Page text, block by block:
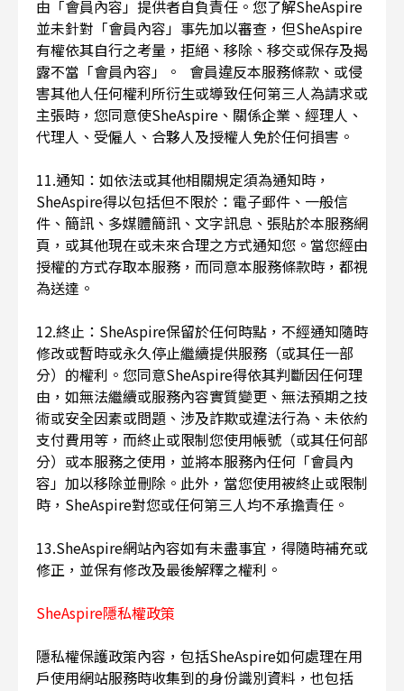
由「會員內容」提供者自負責任。您了解SheAspire
並未針對「會員內容」事先加以審查，但SheAspire
有權依其自行之考量，拒絕、移除、移交或保存及揭
露不當「會員內容」。 會員違反本服務條款、或侵
害其他人任何權利所衍生或導致任何第三人為請求或
主張時，您同意使SheAspire、關係企業、經理人、
代理人、受僱人、合夥人及授權人免於任何損害。
11.通知：如依法或其他相關規定須為通知時，
SheAspire得以包括但不限於：電子郵件、一般信
件、簡訊、多媒體簡訊、文字訊息、張貼於本服務網
頁，或其他現在或未來合理之方式通知您。當您經由
授權的方式存取本服務，而同意本服務條款時，都視
為送達。
12.終止：SheAspire保留於任何時點，不經通知隨時
修改或暫時或永久停止繼續提供服務（或其任一部
分）的權利。您同意SheAspire得依其判斷因任何理
由，如無法繼續或服務內容實質變更、無法預期之技
術或安全因素或問題、涉及詐欺或違法行為、未依約
支付費用等，而終止或限制您使用帳號（或其任何部
分）或本服務之使用，並將本服務內任何「會員內
容」加以移除並刪除。此外，當您使用被終止或限制
時，SheAspire對您或任何第三人均不承擔責任。
13.SheAspire網站內容如有未盡事宜，得隨時補充或
修正，並保有修改及最後解釋之權利。
SheAspire隱私權政策
隱私權保護政策內容，包括SheAspire如何處理在用
戶使用網站服務時收集到的身份識別資料，也包括